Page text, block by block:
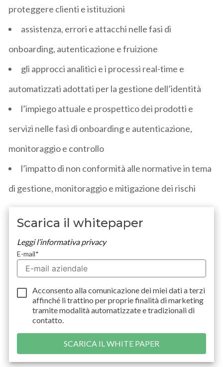
proteggere clienti e istituzioni
assistenza, errori e attacchi nelle fasi di
onboarding, autenticazione e fruizione
gli approcci analitici e i processi real-time e
automatizzati adottati per la gestione dell’identità
l’impiego attuale e prospettico dei prodotti e
servizi nelle fasi di onboarding e autenticazione,
monitoraggio e controllo
l’impatto di non conformità alle normative in tema
di gestione, monitoraggio e mitigazione dei rischi
Scarica il whitepaper
Leggi l’informativa privacy
E-mail*
Acconsento alla comunicazione dei miei dati aterzi
affinché li trattino per proprie finalità di marketing
tramite modalità automatizzate e tradizionali di
contatto.